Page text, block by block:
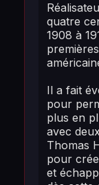
quatre
1908 à
Il a fait
pour
plus en
avec
Thomas
pour
et